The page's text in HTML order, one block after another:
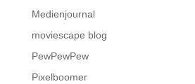
Medienjournal
moviescape blog
PewPewPew
Pixelboomer